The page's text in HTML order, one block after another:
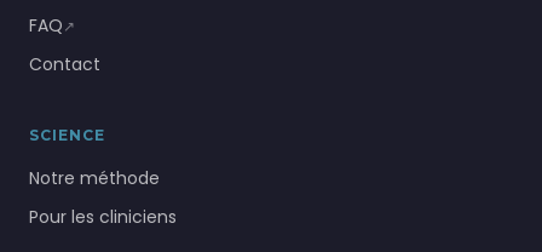
FAQ↗
Contact
SCIENCE
Notre méthode
Pour les cliniciens